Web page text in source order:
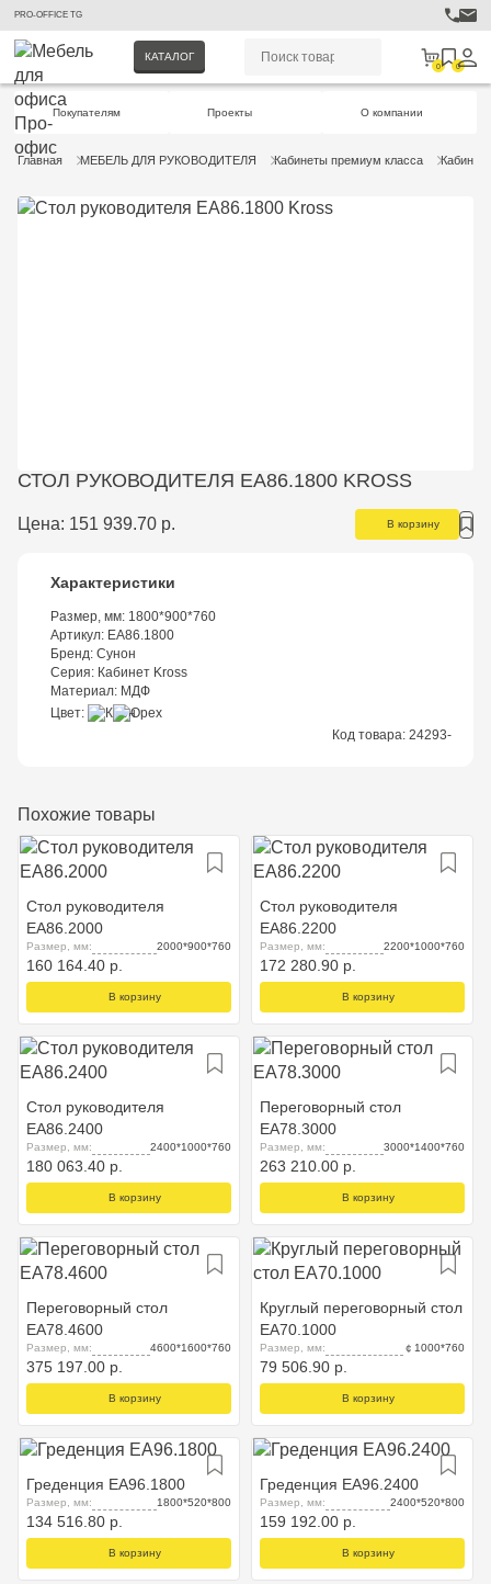
PRO-OFFICE TG
КАТАЛОГ
0 0
Покупателям Проекты О компании
Главная МЕБЕЛЬ ДЛЯ РУКОВОДИТЕЛЯ Кабинеты премиум класса Кабинет
СТОЛ РУКОВОДИТЕЛЯ EA86.1800 KROSS
В корзину
Цена: 151 939.70 р.
Характеристики
Размер, мм: 1800*900*760
Артикул: EA86.1800
Бренд: Сунон
Серия: Кабинет Kross
Материал: МДФ
Цвет
Код товара: 24293-
Похожие товары
Стол руководителя
EA86.2000
Размер, мм: 2000*900*760
160 164.40 р.
В корзину
Стол руководителя
EA86.2200
Размер, мм: 2200*1000*760
172 280.90 р.
В корзину
Стол руководителя
EA86.2400
Размер, мм: 2400*1000*760
180 063.40 р.
В корзину
Переговорный стол
EA78.3000
Размер, мм: 3000*1400*760
263 210.00 р.
В корзину
Переговорный стол
EA78.4600
Размер, мм: 4600*1600*760
375 197.00 р.
В корзину
Круглый переговорный стол
EA70.1000
Размер, мм: ￠1000*760
79 506.90 р.
В корзину
Греденция EA96.1800
Размер, мм: 1800*520*800
134 516.80 р.
В корзину
Греденция EA96.2400
Размер, мм: 2400*520*800
159 192.00 р.
В корзину